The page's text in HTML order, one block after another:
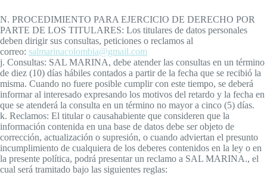
N. PROCEDIMIENTO PARA EJERCICIO DE DERECHO POR
PARTE DE LOS TITULARES: Los titulares de datos personales
deben dirigir sus consultas, peticiones o reclamos al
correo: salmarinacolombia@gmail.com
j. Consultas: SAL MARINA, debe atender las consultas en un término
de diez (10) días hábiles contados a partir de la fecha que se recibió la
misma. Cuando no fuere posible cumplir con este tiempo, se deberá
informar al interesado expresando los motivos del retardo y la fecha en
que se atenderá la consulta en un término no mayor a cinco (5) días.
k. Reclamos: El titular o causahabiente que consideren que la
información contenida en una base de datos debe ser objeto de
corrección, actualización o supresión, o cuando adviertan el presunto
incumplimiento de cualquiera de los deberes contenidos en la ley o en
la presente política, podrá presentar un reclamo a SAL MARINA., el
cual será tramitado bajo las siguientes reglas: